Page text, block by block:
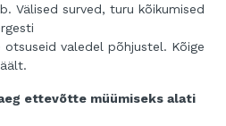
Välised surved, turu kõikumised
valedel põhjustel. Kõige
ettevõtte müümiseks alati